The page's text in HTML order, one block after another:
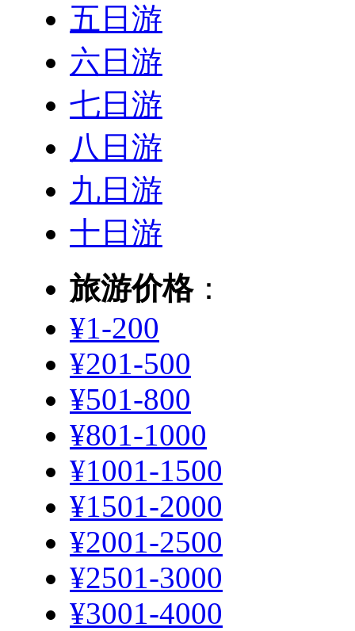
五日游
六日游
七日游
八日游
九日游
十日游
旅游价格：
¥1-200
¥201-500
¥501-800
¥801-1000
¥1001-1500
¥1501-2000
¥2001-2500
¥2501-3000
¥3001-4000